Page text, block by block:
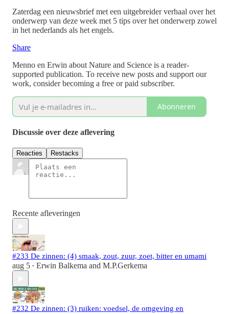
Zaterdag een nieuwsbrief met een uitgebreider verhaal over het
onderwerp van deze week met 5 tips over het onderwerp zowel
in het nederlands als het engels.
Share
Menno en Erwin about Nature and Science is a reader-
supported publication. To receive new posts and support our
work, consider becoming a free or paid subscriber.
Abonneren
Discussie over deze aflevering
Reacties Restacks
Recente afleveringen
#233 De zinnen: (4) smaak, zout, zuur, zoet, bitter en umami
aug 5 • Erwin Balkema and M.P.Gerkema
#232 De zinnen: (3) ruiken: voedsel, de omgeving en